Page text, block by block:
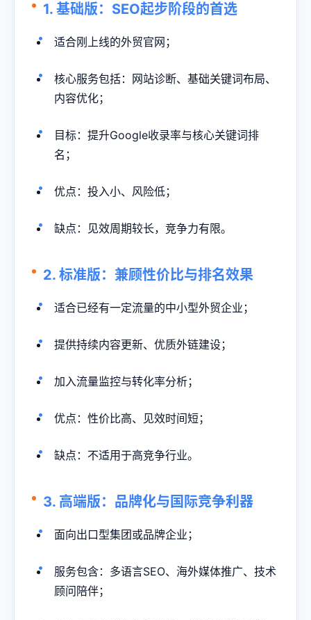
1. 基础版：SEO起步阶段的首选
适合刚上线的外贸官网；
核心服务包括：网站诊断、基础关键词布局、
内容优化；
目标：提升Google收录率与核心关键词排
名；
优点：投入小、风险低；
缺点：见效周期较长，竞争力有限。
2. 标准版：兼顾性价比与排名效果
适合已经有一定流量的中小型外贸企业；
提供持续内容更新、优质外链建设；
加入流量监控与转化率分析；
优点：性价比高、见效时间短；
缺点：不适用于高竞争行业。
3. 高端版：品牌化与国际竞争利器
面向出口型集团或品牌企业；
服务包含：多语言SEO、海外媒体推广、技术
顾问陪伴；